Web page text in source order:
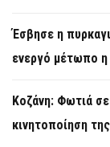
Έσβησε η
ενεργό μέτωπο
Κοζάνη: Φωτιά
κινητοποίηση